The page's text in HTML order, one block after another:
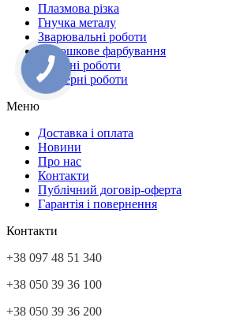
Плазмова різка
Гнучка металу
Зварювальні роботи
Порошкове фарбування
Токарні роботи
Фрезерні роботи
Меню
Доставка і оплата
Новини
Про нас
Контакти
Публічний договір-оферта
Гарантія і повернення
Контакти
+38 097 48 51 340
+38 050 39 36 100
+38 050 39 36 200